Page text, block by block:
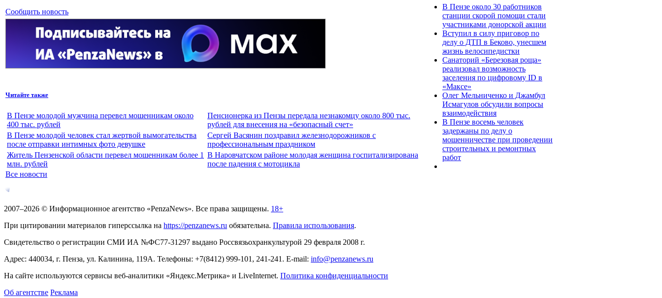
Сообщить новость
Читайте также
В Пензе молодой мужчина перевел мошенникам около
400 тыс. рублей
Пенсионерка из Пензы передала незнакомцу около 800 тыс.
рублей для внесения на «безопасный счет»
В Пензе молодой человек стал жертвой вымогательства
после отправки интимных фото девушке
Сергей Васянин поздравил железнодорожников с
профессиональным праздником
Житель Пензенской области перевел мошенникам более 1
млн. рублей
В Наровчатском районе молодая женщина госпитализирована
после падения с мотоцикла
Все новости
В Пензе около 30 работников
станции скорой помощи стали
участниками донорской акции
Вступил в силу приговор по
делу о ДТП в Беково, унесшем
жизнь велосипедистки
Санаторий «Березовая роща»
реализовал возможность
заселения по цифровому ID в
«Максе»
Олег Мельниченко и Джамбул
Исмагулов обсудили вопросы
взаимодействия
В Пензе восемь человек
задержаны по делу о
мошенничестве при проведении
строительных и ремонтных
работ
2007–2026 © Информационное агентство «PenzaNews». Все права защищены. 18+
При цитировании материалов гиперссылка на https://penzanews.ru обязательна. Правила использования.
Свидетельство о регистрации СМИ ИА №ФС77-31297 выдано Россвязьохранкультурой 29 февраля 2008 г.
Адрес: 440034, г. Пенза, ул. Калинина, 119А. Телефоны: +7(8412) 999-101, 241-241 . E-mail: info@penzanews.ru
На сайте используются сервисы веб-аналитики «Яндекс.Метрика» и LiveInternet. Политика конфиденциальности
Об агентстве Реклама